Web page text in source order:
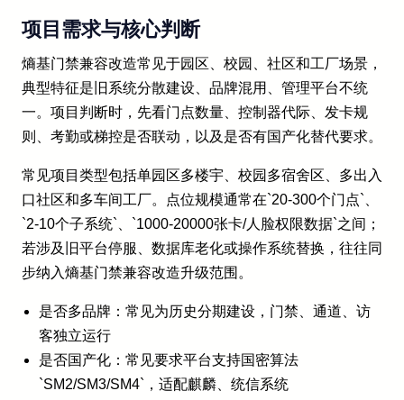
项目需求与核心判断
熵基门禁兼容改造常见于园区、校园、社区和工厂场景，
典型特征是旧系统分散建设、品牌混用、管理平台不统
一。项目判断时，先看门点数量、控制器代际、发卡规
则、考勤或梯控是否联动，以及是否有国产化替代要求。
常见项目类型包括单园区多楼宇、校园多宿舍区、多出入
口社区和多车间工厂。点位规模通常在`20-300个门点`、
`2-10个子系统`、`1000-20000张卡/人脸权限数据`之间；
若涉及旧平台停服、数据库老化或操作系统替换，往往同
步纳入熵基门禁兼容改造升级范围。
是否多品牌：常见为历史分期建设，门禁、通道、访
客独立运行
是否国产化：常见要求平台支持国密算法
`SM2/SM3/SM4`，适配麒麟、统信系统